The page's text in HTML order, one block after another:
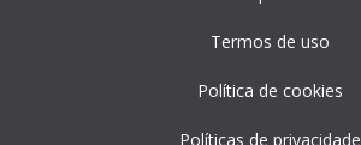
Termos de uso
Política de cookies
Políticas de privacidade